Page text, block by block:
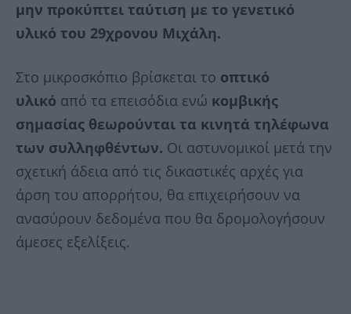
μην προκύπτει ταύτιση με το γενετικό
υλικό του 29χρονου Μιχάλη.
Στο μικροσκόπιο βρίσκεται το οπτικό
υλικό από τα επεισόδια ενώ κομβικής
σημασίας θεωρούνται τα κινητά τηλέφωνα
των συλληφθέντων. Οι αστυνομικοί μετά την
σχετική άδεια από τις δικαστικές αρχές για
άρση του απορρήτου, θα επιχειρήσουν να
ανασύρουν δεδομένα που θα δρομολογήσουν
άμεσες εξελίξεις.